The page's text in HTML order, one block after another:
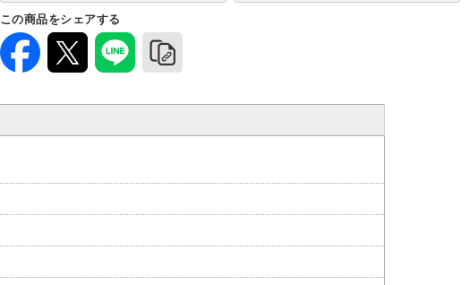
この商品をシェアする